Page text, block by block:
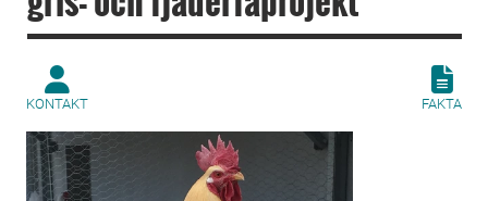
KONTAKT FAKTA